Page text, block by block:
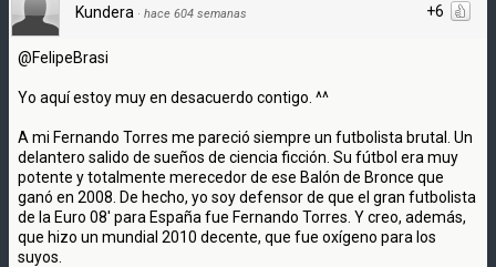
+6
Kundera · hace 604 semanas
@FelipeBrasi
Yo aquí estoy muy en desacuerdo contigo. ^^
A mi Fernando Torres me pareció siempre un futbolista brutal. Un
delantero salido de sueños de ciencia ficción. Su fútbol era muy
potente y totalmente merecedor de ese Balón de Bronce que
ganó en 2008. De hecho, yo soy defensor de que el gran futbolista
de la Euro 08' para España fue Fernando Torres. Y creo, además,
que hizo un mundial 2010 decente, que fue oxígeno para los
suyos.